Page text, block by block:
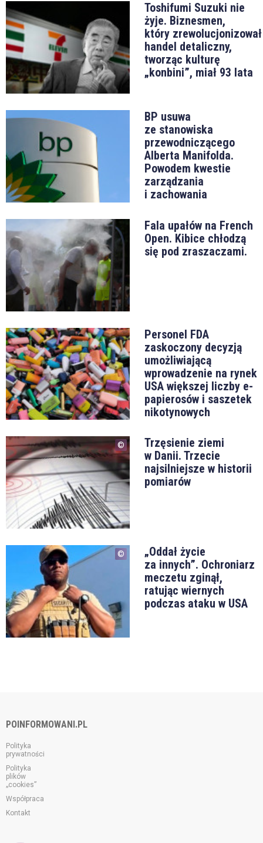
Toshifumi Suzuki nie
żyje. Biznesmen,
który zrewolucjonizował
handel detaliczny,
tworząc kulturę
„konbini”, miał 93 lata
BP usuwa
ze stanowiska
przewodniczącego
Alberta Manifolda.
Powodem kwestie
zarządzania
i zachowania
Fala upałów na French
Open. Kibice chłodzą
się pod zraszaczami.
Personel FDA
zaskoczony decyzją
umożliwiającą
wprowadzenie na rynek
USA większej liczby e-
papierosów i saszetek
nikotynowych
Trzęsienie ziemi
w Danii. Trzecie
najsilniejsze w historii
pomiarów
„Oddał życie
za innych”. Ochroniarz
meczetu zginął,
ratując wiernych
podczas ataku w USA
POINFORMOWANI.PL
Polityka
prywatności
Polityka
plików
„cookies”
Współpraca
Kontakt